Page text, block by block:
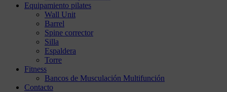
Equipamiento pilates
Wall Unit
Barrel
Spine corrector
Silla
Espaldera
Torre
Fitness
Bancos de Musculación Multifunción
Contacto